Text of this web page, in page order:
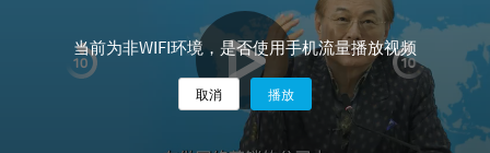
当前为非WIFI环境，是否使用手机流量播放视频
取消 播放